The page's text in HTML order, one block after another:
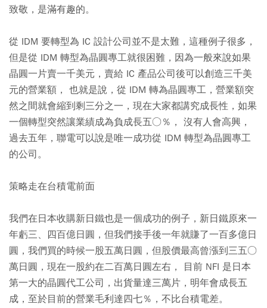
致敬，是滿有趣的。
從 IDM 要轉型為 IC 設計公司並不是太難，這種例子很多，
但是從 IDM 轉型為晶圓專工就很困難，因為一般來說如果
晶圓一片賣一千美元，賣給 IC 產品公司後可以創造三千美
元的營業額， 也就是說，從 IDM 轉為晶圓專工，營業額突
然之間就會縮到剩三分之一，現在大家都講究成長性，如果
一個轉型突然讓業績成為負成長五○％， 沒有人會高興，
過去五年，聯電可以說是唯一成功從 IDM 轉型為晶圓專工
的公司。
策略走在台積電前面
我們在日本收購新日鐵也是一個成功的例子，新日鐵原來一
年虧三、四百億日圓，但我們接手後一年就賺了一百多億日
圓，我們買的時候一股五萬日圓，但股價最高曾漲到三五○
萬日圓，現在一股約在二百萬日圓左右， 目前 NFI 是日本
第一大的晶圓代工公司，出貨量達三萬片，明年會成長五
成，至於目前的營業毛利達四七％，不比台積電差。